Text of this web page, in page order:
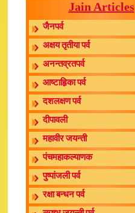
Jain Articles
जैनपर्व
अक्षय तृतीया पर्व
अनन्तव्रतपर्व
आष्टाहिृका पर्व
दशलक्षण पर्व
दीपावली
महावीर जयन्ती
पंचमहाकल्याणक
पुष्पांजली पर्व
रक्षा बन्धन पर्व